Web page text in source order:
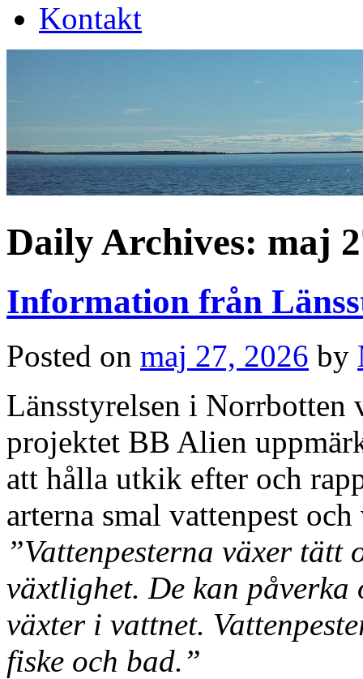
Kontakt
Daily Archives: maj
Information från
Posted on maj 27, 2026 by
Länsstyrelsen i
projektet BB Alien
att hålla utkik efter och
arterna smal vattenpest
”Vattenpesterna växer
växtlighet. De kan
växter i vattnet.
fiske och bad.”